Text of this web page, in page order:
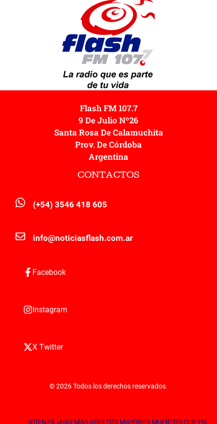
Flash FM 107.7
9 De Julio Nº26
Santa Rosa De Calamuchita
Prov. De Córdoba
Argentina
CONTACTOS
(+54) 3546 418 605
info@noticiasflash.com.ar
Facebook
Instagram
X Twitter
© 2026 Todos los derechos reservados.
ATIENZA.»HAY MAS ADULTOS MAYORES MUERTOS QUE EN